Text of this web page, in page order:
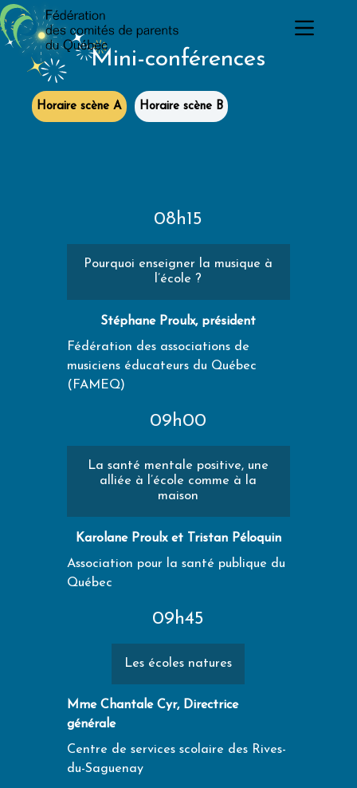
Passer
au
contenu
Mini-conférences
Horaire scène A Horaire scène B
08h15
Pourquoi enseigner la musique à
l’école ?
Stéphane Proulx, président
Fédération des associations de
musiciens éducateurs du Québec
(FAMEQ)
09h00
La santé mentale positive, une
alliée à l’école comme à la
maison
Karolane Proulx et Tristan Péloquin
Association pour la santé publique du
Québec
09h45
Les écoles natures
Mme Chantale Cyr, Directrice
générale
Centre de services scolaire des Rives-
du-Saguenay